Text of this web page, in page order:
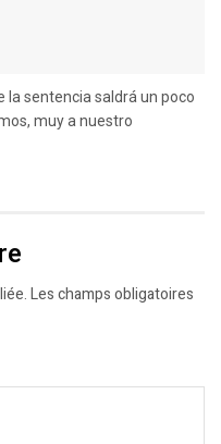
la sentencia saldrá un poco
muy a nuestro
Les champs obligatoires